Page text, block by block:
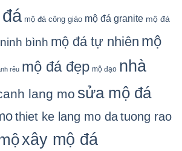
mộ đá công giáo mộ đá granite mộ đá
bình mộ đá tự nhiên mộ
rêu mộ đá đẹp mộ đạo nhà
lang mo sửa mộ đá
thiet ke lang mo datuong rao
xây mộ đá